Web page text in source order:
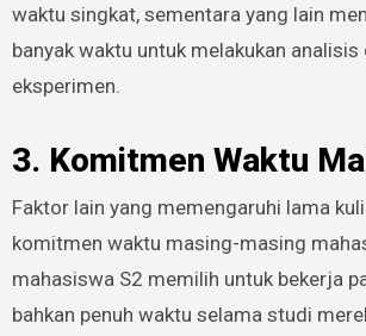
waktu singkat, sementara yang lain
banyak waktu untuk melakukan analisis
eksperimen.
3. Komitmen Waktu
Faktor lain yang memengaruhi lama
komitmen waktu masing-masing
mahasiswa S2 memilih untuk bekerja
bahkan penuh waktu selama studi